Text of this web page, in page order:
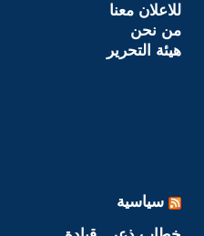
للاعلان معنا
من نحن
هيئة التحرير
سياسية